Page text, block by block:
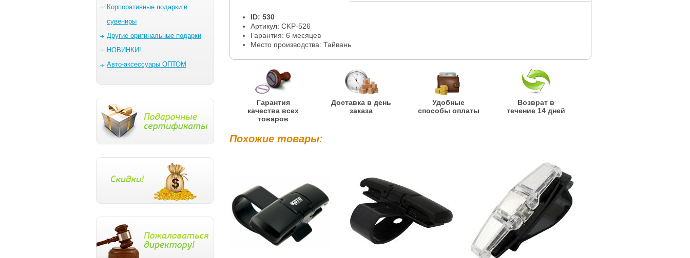
Корпоративные подарки и
сувениры
Другие оригинальные подарки
НОВИНКИ!
Авто-аксессуары ОПТОМ
ID: 530
Артикул: CKP-526
Гарантия: 6 месяцев
Место производства: Тайвань
Гарантия
качества всех
товаров
Доставка в день
заказа
Удобные
способы оплаты
Возврат в
течение 14 дней
Похожие товары: